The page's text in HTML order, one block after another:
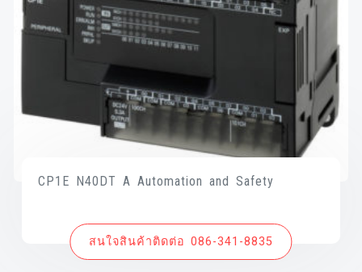
CP1E N40DT A Automation and Safety
สนใจสินค้าติดต่อ 086-341-8835